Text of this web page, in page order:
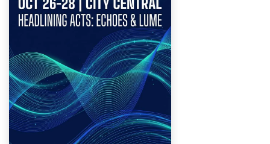
Crea imágenes IA
ilimitadas. 100 %
gratis!
Empieza Gratis→